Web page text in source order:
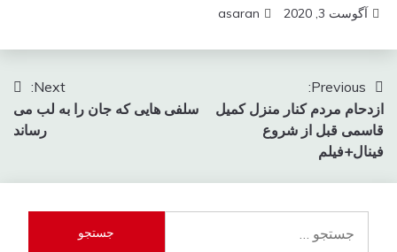
آگوست 3, 2020 asaran
راهبری
نوشته
Previous:
ازدحام مردم کنار منزل کمیل
قاسمی قبل از شروع
فینال+فیلم
Next:
سلفی هایی که جان را به لب می
رساند
برای: